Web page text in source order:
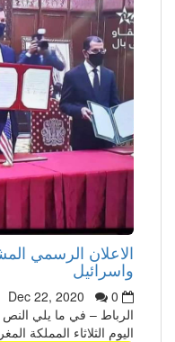
الاعلان الرسمي
واسرائيل
Dec 22, 2020
0
الرباط – في ما يلي النص
اليوم الثلاثاء المملكة